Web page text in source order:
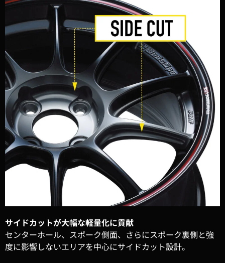
サイドカットが大幅な軽量化に貢献
センターホール、スポーク側面、さらにスポーク裏側と強
度に影響しないエリアを中心にサイドカット設計。